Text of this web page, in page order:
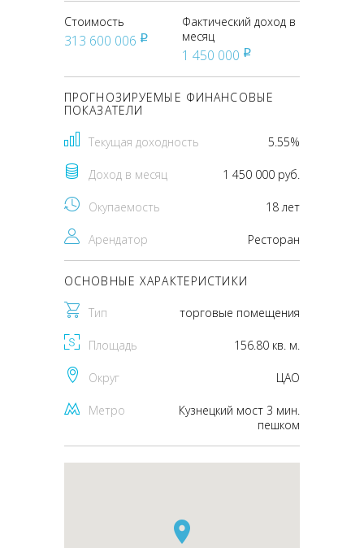
Стоимость
313 600 006 pуб
Фактический доход в
месяц
1 450 000 pуб
ПРОГНОЗИРУЕМЫЕ ФИНАНСОВЫЕ
ПОКАЗАТЕЛИ
Текущая доходность 5.55%
Доход в месяц 1 450 000 руб.
Окупаемость 18 лет
Арендатор Ресторан
ОСНОВНЫЕ ХАРАКТЕРИСТИКИ
Тип торговые помещения
Площадь 156.80 кв. м.
Округ ЦАО
Метро
Кузнецкий мост 3 мин.
пешком